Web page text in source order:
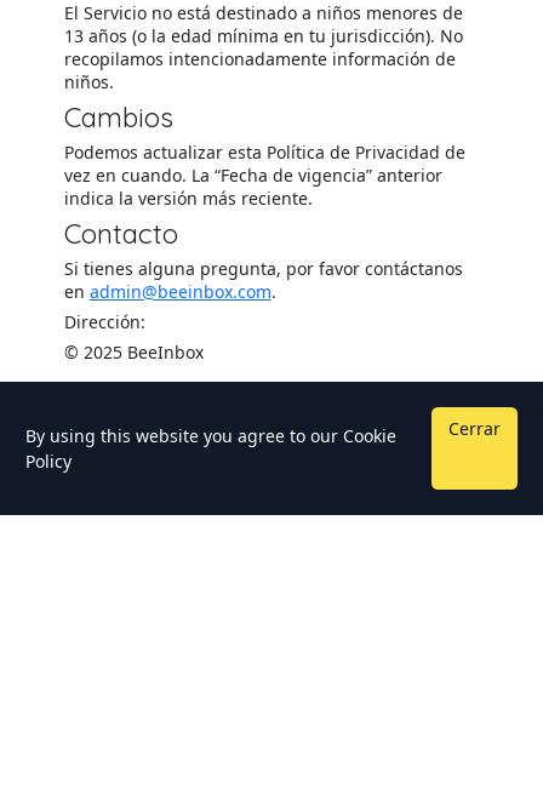
El Servicio no está destinado a niños menores de
13 años (o la edad mínima en tu jurisdicción). No
recopilamos intencionadamente información de
niños.
Cambios
Podemos actualizar esta Política de Privacidad de
vez en cuando. La “Fecha de vigencia” anterior
indica la versión más reciente.
Contacto
Si tienes alguna pregunta, por favor contáctanos
en admin@beeinbox.com.
Dirección:
© 2025 BeeInbox
By using this website you agree to our Cookie
Policy
Cerrar